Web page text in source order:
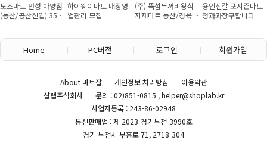
노스마트 안성 아양점
(농산/공산신입) 355
하이웨이마트 매장영
업관리 모집
(주) 뚝섬두꺼비왕식
자재마트 농산/졍육/
용인신갈 포시즌마트
청과과장구합니다
Home PC버전 로그인 회원가입
About 마트잡 개인정보 처리방침
이용약관
샵랩주식회사
문의 : 02)851-0815 , helper@shoplab.kr
사업자등록 : 243-86-02948
통신판매업 : 제 2023-경기부천-3990호
경기 부천시 부흥로 71, 2718-304